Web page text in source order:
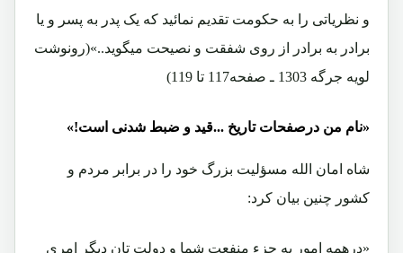
و نظریاتی را به حکومت تقدیم نمائید که یک پدر به پسر و یا
برادر به برادر از روی شفقت و نصیحت میگوید..»(رونوشت
لویه جرگه 1303 ـ صفحه117 تا 119)
«نام من درصفحات تاریخ ...قید و ضبط شدنی است!»
شاه امان الله مسؤلیت بزرگ خود را در برابر مردم و
کشور چنین بیان کرد:
«درهمه امور به جزء منفعت شما و دولت تان دیگر امری